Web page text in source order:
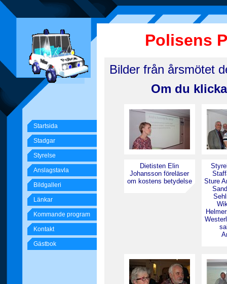
Startsida
Stadgar
Styrelse
Anslagstavla
Bildgalleri
Länkar
Kommande program
Kontakt
Gästbok
Polisens
Bilder från årsmötet
Om du
Dietisten Elin
Johansson föreläser
om kostens betydelse
Sture